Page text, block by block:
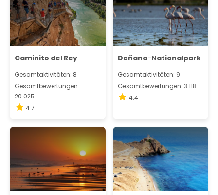
Caminito del Rey
Gesamtaktivitäten: 8
Gesamtbewertungen:
20.025
4.7
Doñana-Nationalpark
Gesamtaktivitäten: 9
Gesamtbewertungen: 3.118
4.4